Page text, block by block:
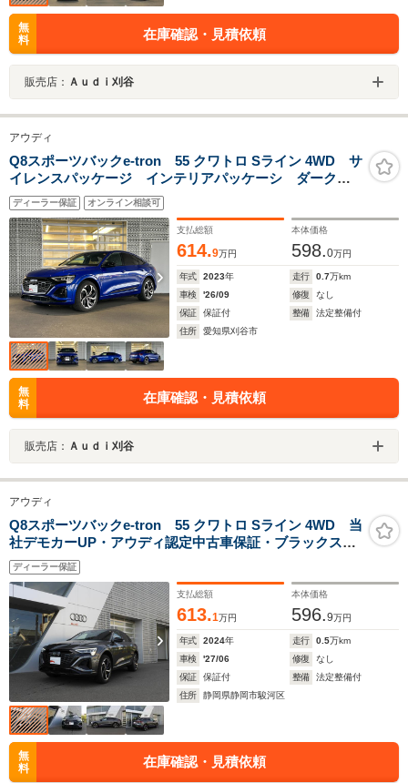
無
料
在庫確認・見積依頼
販売店： Ａｕｄｉ刈谷
アウディ
Q8スポーツバックe-tron 55 クワトロ Sライン 4WD サ
イレンスパッケージ インテリアパッケーシ ダーク
Audirings&ブラックスタイリングパッケージ 10スポー
クローターデザイン アンスラサイトブラック ポリッ
シュト
ディーラー保証 オンライン相談可
支払総額
614.9万円
本体価格
598.0万円
年式 2023年 走行 0.7万km
車検
'26/09 修復
なし
保証
保証付 整備
法定整備付
住所
愛知県刈谷市
無
料
在庫確認・見積依頼
販売店： Ａｕｄｉ刈谷
アウディ
Q8スポーツバックe-tron 55 クワトロ Sライン 4WD 当
社デモカーUP・アウディ認定中古車保証・ブラックスタ
イリングパッケージ・アクティブエアサスペンション・
10スポーク21インチアルミ・出力300kw仕様
ディーラー保証
支払総額
613.1万円
本体価格
596.9万円
年式 2024年 走行 0.5万km
車検
'27/06 修復
なし
保証
保証付 整備
法定整備付
住所
静岡県静岡市駿河区
無
料
在庫確認・見積依頼